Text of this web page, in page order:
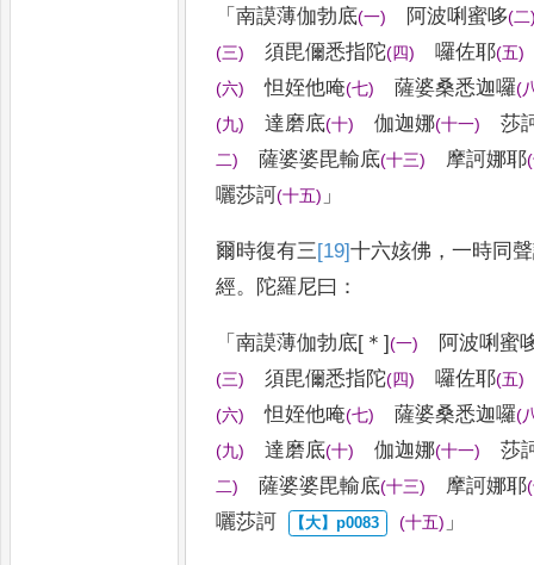
「南謨薄伽勃底(一) 阿波唎蜜哆(二
(三) 須毘儞悉指陀(四) 囉佐耶(五)
(六) 怛姪他唵(七) 薩婆桑悉迦囉(
(九) 達磨底(十) 伽迦娜(十一) 莎
二) 薩婆婆毘輸底(十三) 摩訶娜耶(
囇莎訶(十五) 」
爾時復有三[19]十六姟佛 ，一時同
經。 陀羅尼曰 ：
「南謨薄伽勃底[＊](一) 阿波唎蜜
(三) 須毘儞悉指陀(四) 囉佐耶(五)
(六) 怛姪他唵(七) 薩婆桑悉迦囉(
(九) 達磨底(十) 伽迦娜(十一) 莎
二) 薩婆婆毘輸底(十三) 摩訶娜耶(
囇莎訶 (十五) 」